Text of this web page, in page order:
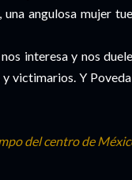
angulosa mujer
interesa y nos
victimarios. Y
del centro de